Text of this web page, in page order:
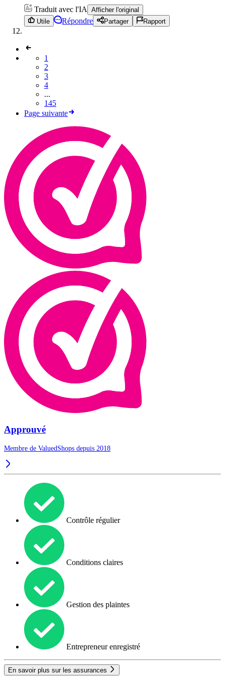
Traduit avec l'IA
Afficher l'original
Utile
Répondre Partager Rapport
1
2
3
4
...
145
Page suivante
Approuvé
Membre de ValuedShops depuis 2018
Contrôle régulier
Conditions claires
Gestion des plaintes
Entrepreneur enregistré
En savoir plus sur les assurances